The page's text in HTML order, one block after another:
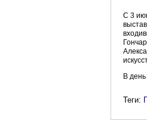
С 3
В
Теги: